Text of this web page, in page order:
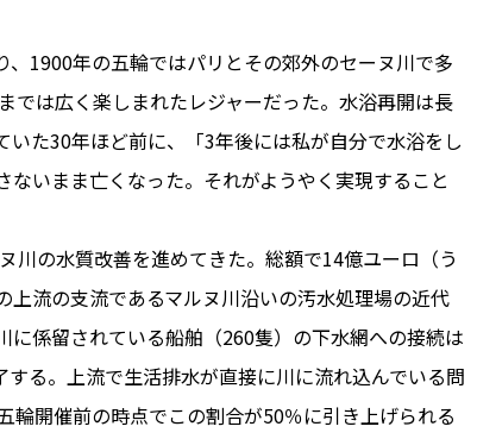
ナブル
PARIS 14℃ / 12℃
FR 13:14 ／ JP 20:14
1€＝182.37円
お問い合わせ
広告掲載
サイトポリシー
1900年の五輪ではパリとその郊外のセーヌ川で多
では広く楽しまれたレジャーだった。水浴再開は長
た30年ほど前に、「3年後には私が自分で水浴をし
いまま亡くなった。それがようやく実現すること
川の水質改善を進めてきた。総額で14億ユーロ（う
流の支流であるマルヌ川沿いの汚水処理場の近代
係留されている船舶（260隻）の下水網への接続は
る。上流で生活排水が直接に川に流れ込んでいる問
開催前の時点でこの割合が50％に引き上げられる